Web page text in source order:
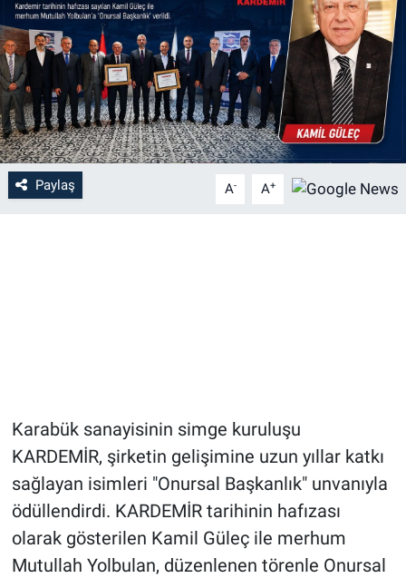
Paylaş A- A+
Karabük sanayisinin simge kuruluşu
KARDEMİR, şirketin gelişimine uzun yıllar katkı
sağlayan isimleri "Onursal Başkanlık" unvanıyla
ödüllendirdi. KARDEMİR tarihinin hafızası
olarak gösterilen Kamil Güleç ile merhum
Mutullah Yolbulan, düzenlenen törenle Onursal